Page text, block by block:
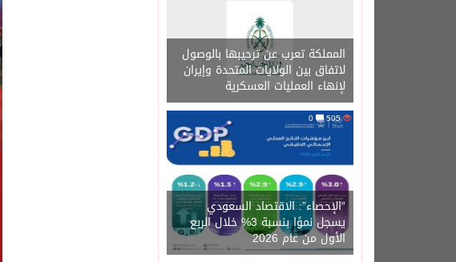
المملكة تعرب عن ترحيبها بالوصول
لاتفاق بين الولايات المتحدة وإيران
لإنهاء العمليات العسكرية
505
“الإحصاء”: الاقتصاد السعودي
يسجل نموًا بنسبة 3% خلال الربع
الأول من عام 2026